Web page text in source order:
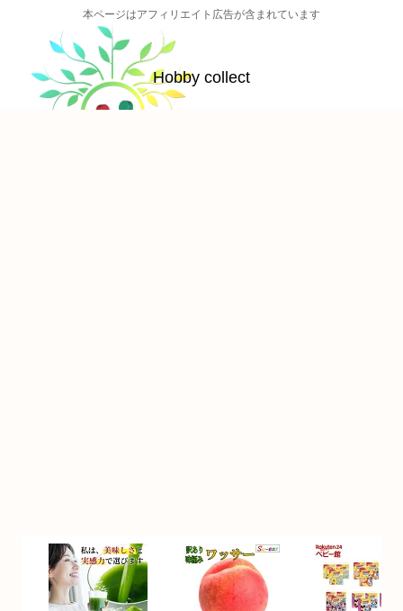
本ページはアフィリエイト広告が含まれています
Hobby collect